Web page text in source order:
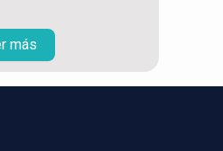
más